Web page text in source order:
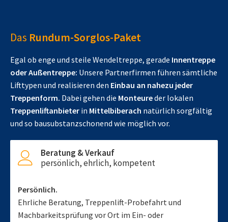
Das Rundum-Sorglos-Paket
Egal ob enge und steile Wendeltreppe, gerade Innentreppe
oder Außentreppe: Unsere Partnerfirmen führen sämtliche
Lifttypen und realisieren den Einbau an nahezu jeder
Treppenform. Dabei gehen die Monteureder lokalen
Treppenliftanbieter in Mittelbiberach natürlich sorgfältig
und so bausubstanzschonend wie möglich vor.
Beratung & Verkauf
persönlich, ehrlich, kompetent
Persönlich.
Ehrliche Beratung, Treppenlift-Probefahrt und
Machbarkeitsprüfung vor Ort im Ein- oder